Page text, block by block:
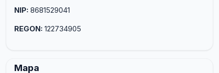
NIP: 8681529041
REGON: 122734905
Mapa